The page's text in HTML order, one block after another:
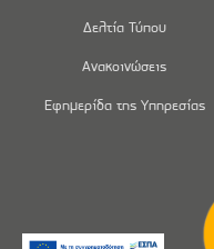
Δελτία Τύπου
Ανακοινώσεις
Εφημερίδα της Υπηρεσίας